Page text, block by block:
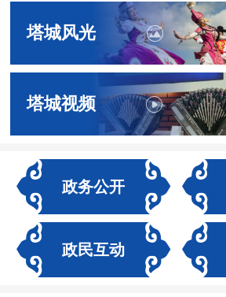
塔城风光
塔城视频
政务公开
政民互动